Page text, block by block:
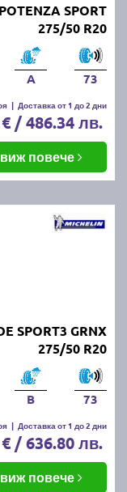
SPORT
275/50 R20
A 73
| Доставка от 1 до 2 дни
/ 486.34 лв.
виж повече
SPORT3 GRNX
275/50 R20
B 73
| Доставка от 1 до 2 дни
/ 636.80 лв.
виж повече